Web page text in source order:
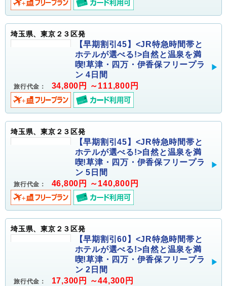
埼玉県、東京２３区発
【早期割引45】<JR特急時間帯と
ホテルが選べる!>自然と温泉を満
喫!草津・四万・伊香保フリープラ
ン 4日間
旅行代金： 34,800円 ～111,800円
埼玉県、東京２３区発
【早期割引45】<JR特急時間帯と
ホテルが選べる!>自然と温泉を満
喫!草津・四万・伊香保フリープラ
ン 5日間
旅行代金： 46,800円 ～140,800円
埼玉県、東京２３区発
【早期割引60】<JR特急時間帯と
ホテルが選べる!>自然と温泉を満
喫!草津・四万・伊香保フリープラ
ン 2日間
旅行代金： 17,300円 ～44,300円